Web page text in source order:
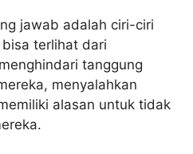
jawab adalah ciri-ciri
terlihat dari
tanggung
menyalahkan
alasan untuk tidak